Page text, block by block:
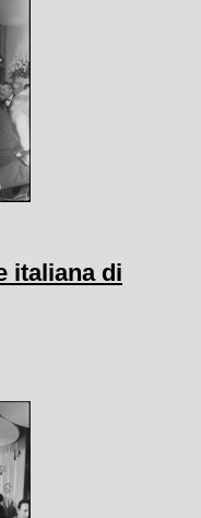
italiana di